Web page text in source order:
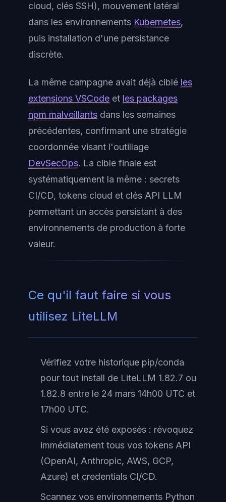
cloud, clés SSH), mouvement latéral
dans les environnements Kubernetes,
puis installation d'une persistance
discrète.
La même campagne avait déjà ciblé les
extensions VSCode et les packages
npm malveillants dans les semaines
précédentes, confirmant une stratégie
coordonnée visant l'outillage
DevSecOps. La cible finale est
systématiquement la même : secrets
CI/CD, tokens cloud et clés API LLM
permettant un accès persistant à des
environnements de production à forte
valeur.
Ce qu'il faut faire si vous
utilisez LiteLLM
Vérifiez votre historique pip/conda
pour tout install de LiteLLM 1.82.7 ou
1.82.8 entre le 24 mars 14h00 UTC et
17h00 UTC.
Si vous avez été exposés : révoquez
immédiatement tous vos tokens API
(OpenAI, Anthropic, AWS, GCP,
Azure) et credentials CI/CD.
Scannez vos environnements Python